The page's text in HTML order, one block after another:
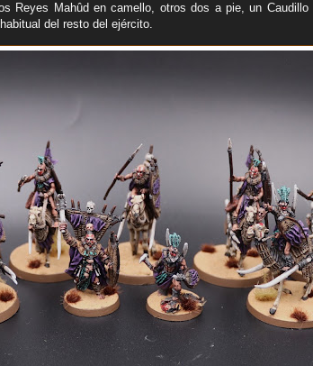
Reyes Mahûd en camello, otros dos a pie, un
del resto del ejército.